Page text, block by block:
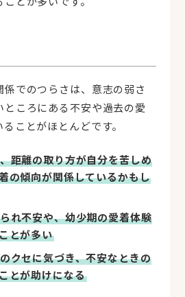
でのつらさは、意志の弱さ
ころにある不安や過去の愛
ことがほとんどです。
距離の取り方が自分を苦しめ
の傾向が関係しているかもし
れ不安や、幼少期の愛着体験
とが多い
クセに気づき、不安なときの
とが助けになる